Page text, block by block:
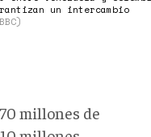
un intercambio
millones de